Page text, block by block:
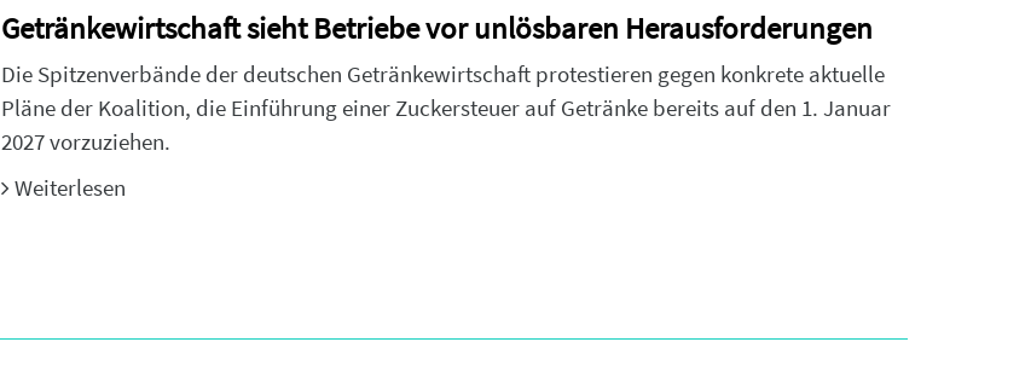
Getränkewirtschaft sieht Betriebe vor unlösbaren Herausforderungen
Die Spitzenverbände der deutschen Getränkewirtschaft protestieren gegen konkrete aktuelle
Pläne der Koalition, die Einführung einer Zuckersteuer auf Getränke bereits auf den 1. Januar
2027 vorzuziehen.
Weiterlesen